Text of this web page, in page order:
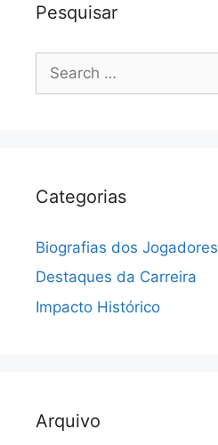
Pesquisar
for:
Categorias
Biografias dos Jogadores
Destaques da Carreira
Impacto Histórico
Arquivo